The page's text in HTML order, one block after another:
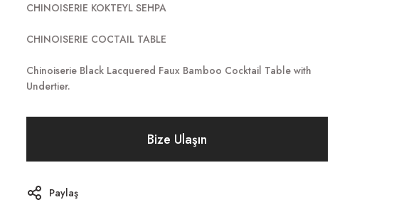
CHINOISERIE KOKTEYL SEHPA
CHINOISERIE COCTAIL TABLE
Chinoiserie Black Lacquered Faux Bamboo Cocktail Table with
Undertier.
Bize Ulaşın
Paylaş